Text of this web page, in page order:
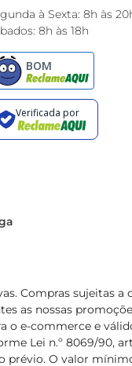
à Sexta: 8h às
8h às 18h
Compras sujeitas
as nossas
o e-commerce e
Lei n.º 8069/90,
prévio. O valor